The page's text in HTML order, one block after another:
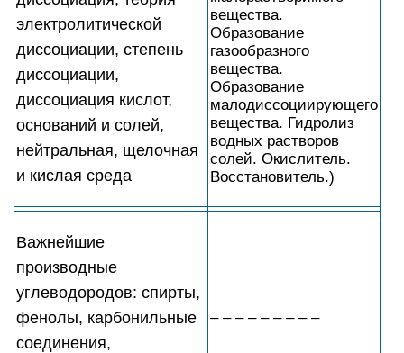
электролитическoй
диссоциации, степень
диссоциации,
диссоциация кислот,
оснований и солей,
нейтральная, щелочная
и кислая среда
вещества.
Образование
газообразного
вещества.
Образование
малодиссоциирующего
вещества. Гидролиз
водных растворов
солей. Окислитель.
Восстановитель.)
Важнейшие
производные
углеводородов: спирты,
фенолы, карбонильные
соединения,
– – – – – – – – –